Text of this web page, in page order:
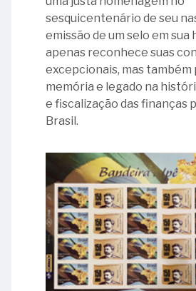
sesquicentenário de seu
emissão de um selo em sua
apenas reconhece suas
excepcionais, mas também
memória e legado na
e fiscalização das finanças
Brasil.